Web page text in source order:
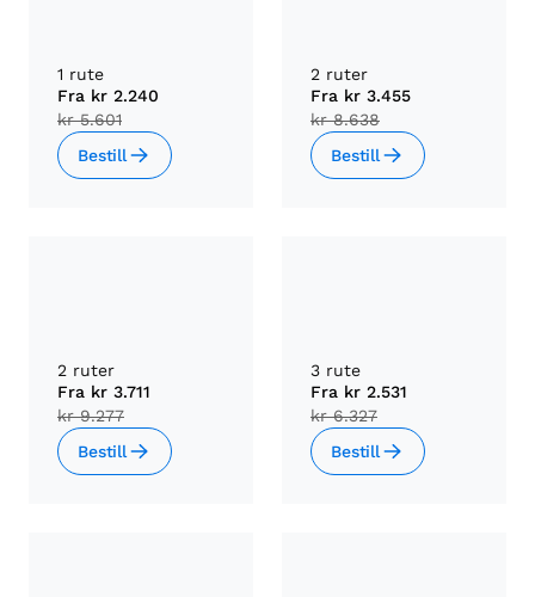
1 rute
Fra kr 2.240
kr 5.601
Bestill
2 ruter
Fra kr 3.455
kr 8.638
Bestill
2 ruter
Fra kr 3.711
kr 9.277
Bestill
3 rute
Fra kr 2.531
kr 6.327
Bestill